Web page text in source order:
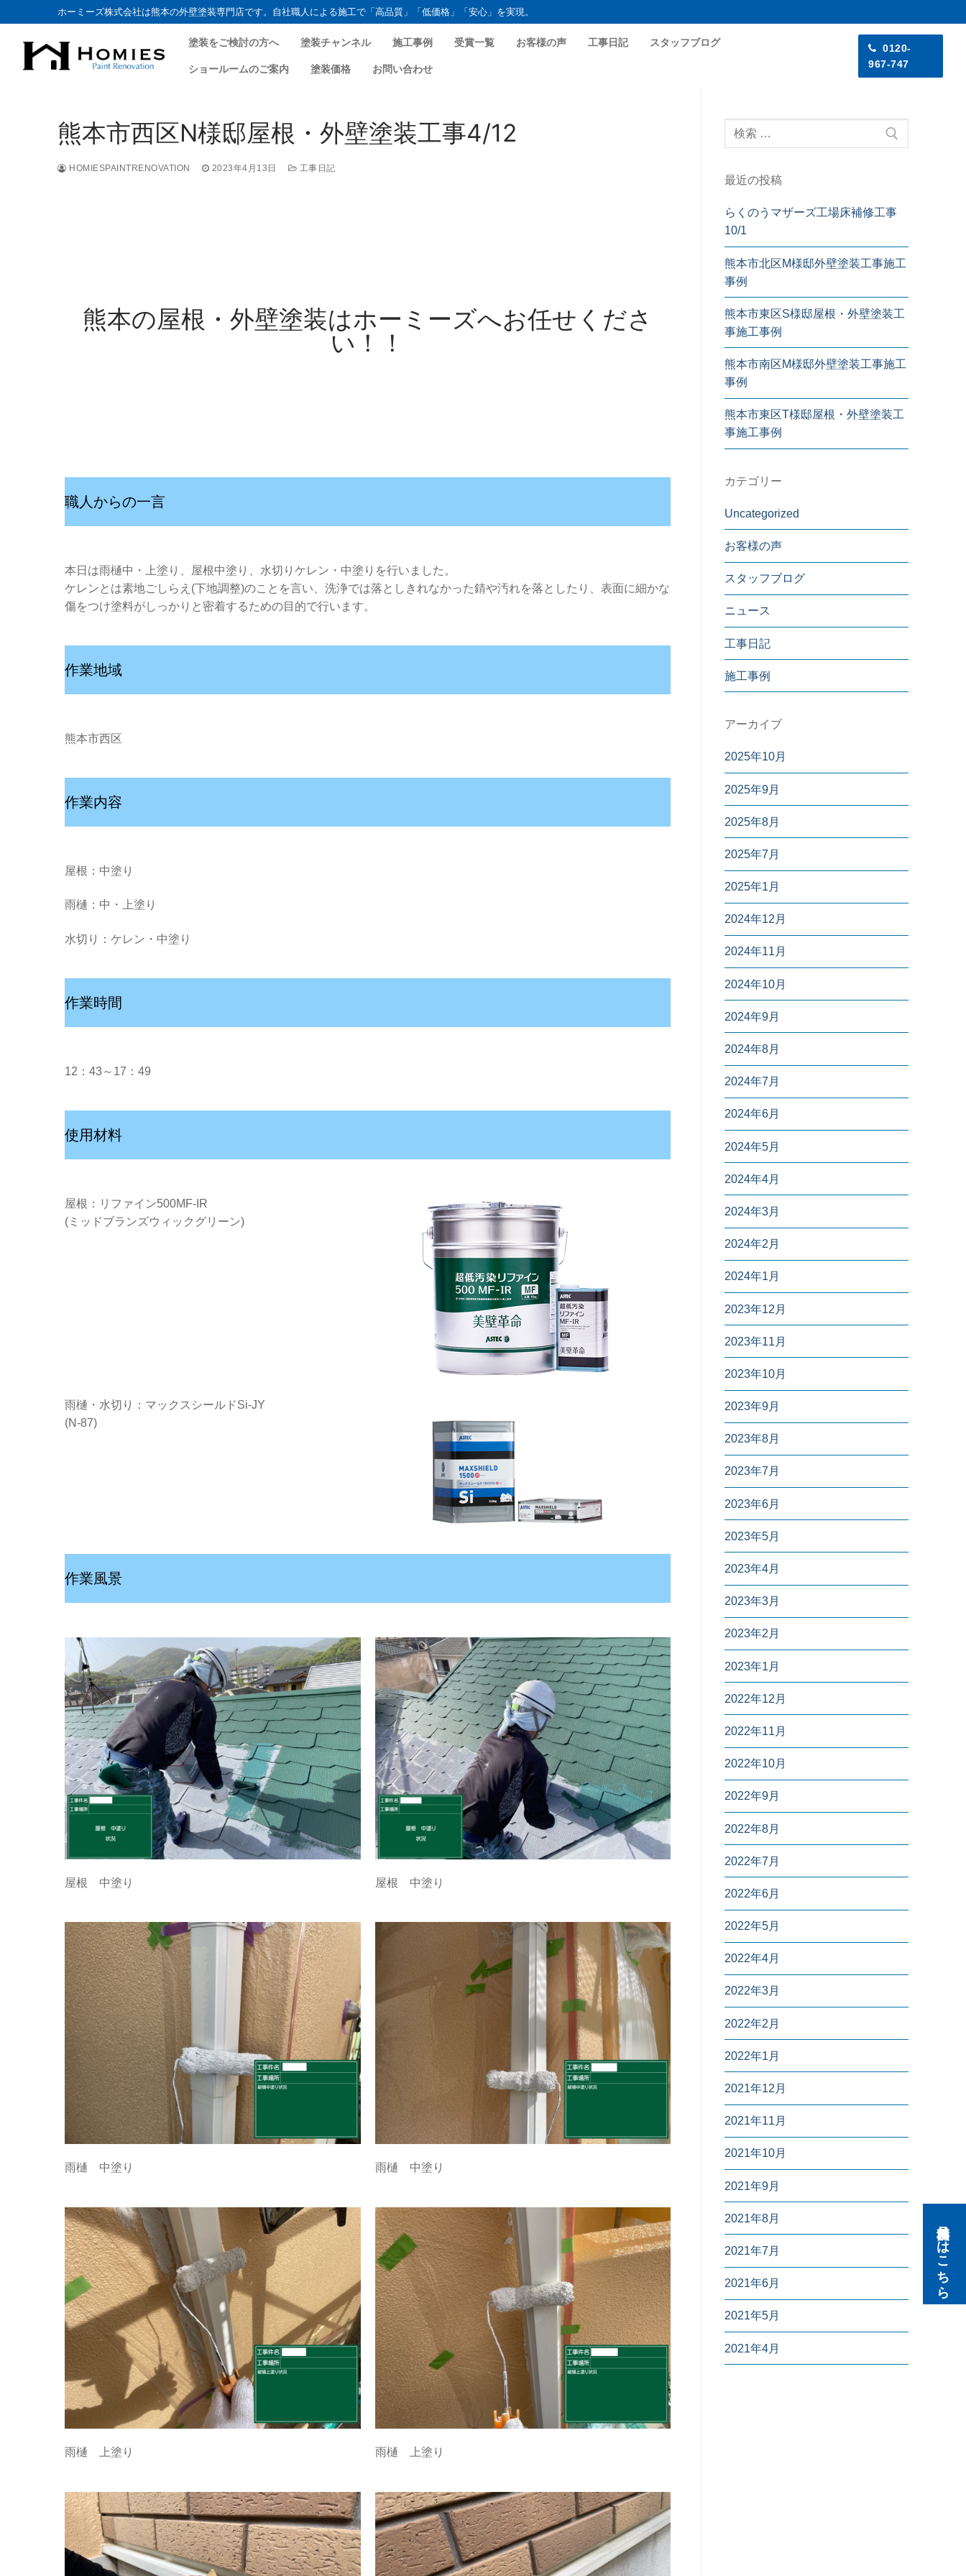
ホーミーズ株式会社は熊本の外壁塗装専門店です。自社職人による施工で「高品質」「低価格」「安心」を実現。
塗装をご検討の方へ 塗装チャンネル 施工事例 受賞一覧 お客様の声 工事日記 スタッフブログ
ショールームのご案内 塗装価格 お問い合わせ
0120-
967-747
熊本市西区N様邸屋根・外壁塗装工事4/12
HOMIESPAINTRENOVATION 2023年4月13日 工事日記
熊本の屋根・外壁塗装はホーミーズへお任せくださ
い！！
職人からの一言
本日は雨樋中・上塗り、屋根中塗り、水切りケレン・中塗りを行いました。
ケレンとは素地ごしらえ(下地調整)のことを言い、洗浄では落としきれなかった錆や汚れを落としたり、表面に細かな
傷をつけ塗料がしっかりと密着するための目的で行います。
作業地域
熊本市西区
作業内容
屋根：中塗り
雨樋：中・上塗り
水切り：ケレン・中塗り
作業時間
12：43～17：49
使用材料
屋根：リファイン500MF-IR
(ミッドブランズウィックグリーン)
雨樋・水切り：マックスシールドSi-JY
(N-87)
作業風景
屋根 中塗り 屋根 中塗り
雨樋 中塗り 雨樋 中塗り
雨樋 上塗り 雨樋 上塗り
最近の投稿
らくのうマザーズ工場床補修工事
10/1
熊本市北区M様邸外壁塗装工事施工
事例
熊本市東区S様邸屋根・外壁塗装工
事施工事例
熊本市南区M様邸外壁塗装工事施工
事例
熊本市東区T様邸屋根・外壁塗装工
事施工事例
カテゴリー
Uncategorized
お客様の声
スタッフブログ
ニュース
工事日記
施工事例
アーカイブ
2025年10月
2025年9月
2025年8月
2025年7月
2025年1月
2024年12月
2024年11月
2024年10月
2024年9月
2024年8月
2024年7月
2024年6月
2024年5月
2024年4月
2024年3月
2024年2月
2024年1月
2023年12月
2023年11月
2023年10月
2023年9月
2023年8月
2023年7月
2023年6月
2023年5月
2023年4月
2023年3月
2023年2月
2023年1月
2022年12月
2022年11月
2022年10月
2022年9月
2022年8月
2022年7月
2022年6月
2022年5月
2022年4月
2022年3月
2022年2月
2022年1月
2021年12月
2021年11月
2021年10月
2021年9月
2021年8月
2021年7月
2021年6月
2021年5月
2021年4月
無料見積りはこちら